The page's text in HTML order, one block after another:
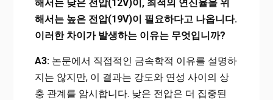
해서는 낮은 전압(12V)이, 최적의 연신율을 위
해서는 높은 전압(19V)이 필요하다고 나옵니다.
이러한 차이가 발생하는 이유는 무엇입니까?
A3:논문에서 직접적인 금속학적 이유를 설명하
지는 않지만, 이 결과는 강도와 연성 사이의 상
충 관계를 암시합니다. 낮은 전압은 더 집중된